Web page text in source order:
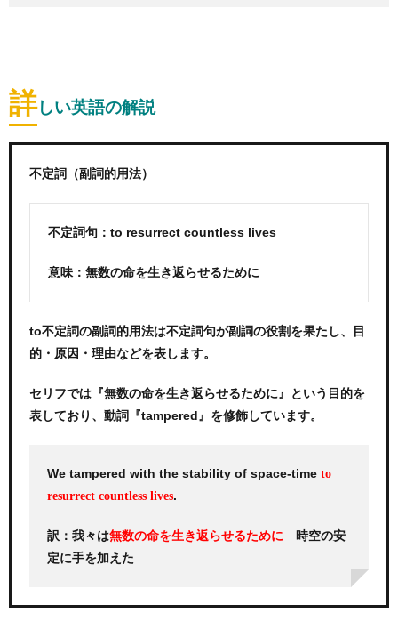
詳しい英語の解説
不定詞（副詞的用法）
不定詞句：to resurrect countless lives
意味：無数の命を生き返らせるために
to不定詞の副詞的用法は不定詞句が副詞の役割を果たし、目
的・原因・理由などを表します。
セリフでは『無数の命を生き返らせるために』という目的を
表しており、動詞『tampered』を修飾しています。
We tampered with the stability of space-time to
resurrect countless lives.
訳：我々は無数の命を生き返らせるために 時空の安
定に手を加えた